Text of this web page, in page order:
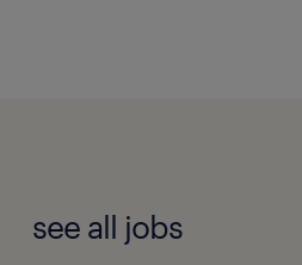
see all jobs